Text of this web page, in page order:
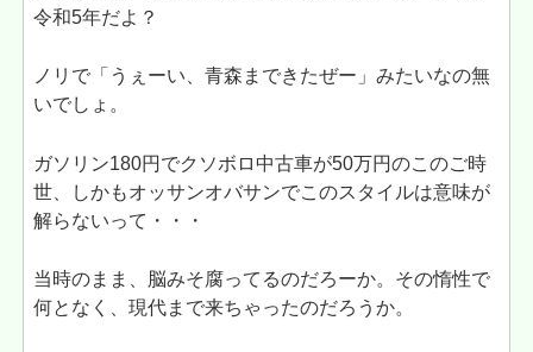
令和5年だよ？
ノリで「うぇーい、青森まできたぜー」みたいなの無
いでしょ。
ガソリン180円でクソボロ中古車が50万円のこのご時
世、しかもオッサンオバサンでこのスタイルは意味が
解らないって・・・
当時のまま、脳みそ腐ってるのだろーか。その惰性で
何となく、現代まで来ちゃったのだろうか。